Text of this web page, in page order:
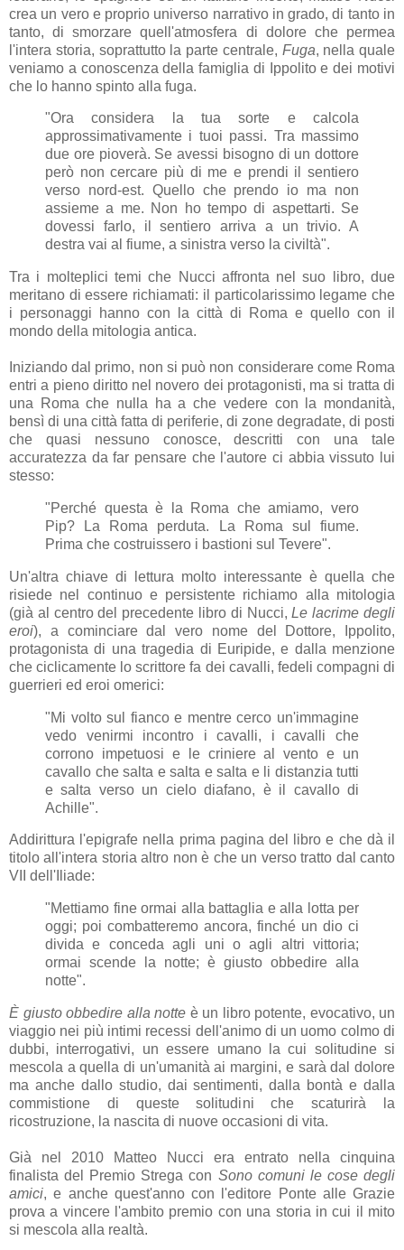
crea un vero e proprio universo narrativo in grado, di tanto in
tanto, di smorzare quell'atmosfera di dolore che permea
l'intera storia, soprattutto la parte centrale, Fuga, nella quale
veniamo a conoscenza della famiglia di Ippolito e dei motivi
che lo hanno spinto alla fuga.
"Ora considera la tua sorte e calcola
approssimativamente i tuoi passi. Tra massimo
due ore pioverà. Se avessi bisogno di un dottore
però non cercare più di me e prendi il sentiero
verso nord-est. Quello che prendo io ma non
assieme a me. Non ho tempo di aspettarti. Se
dovessi farlo, il sentiero arriva a un trivio. A
destra vai al fiume, a sinistra verso la civiltà".
Tra i molteplici temi che Nucci affronta nel suo libro, due
meritano di essere richiamati: il particolarissimo legame che
i personaggi hanno con la città di Roma e quello con il
mondo della mitologia antica.
Iniziando dal primo, non si può non considerare come Roma
entri a pieno diritto nel novero dei protagonisti, ma si tratta di
una Roma che nulla ha a che vedere con la mondanità,
bensì di una città fatta di periferie, di zone degradate, di posti
che quasi nessuno conosce, descritti con una tale
accuratezza da far pensare che l'autore ci abbia vissuto lui
stesso:
"Perché questa è la Roma che amiamo, vero
Pip? La Roma perduta. La Roma sul fiume.
Prima che costruissero i bastioni sul Tevere".
Un'altra chiave di lettura molto interessante è quella che
risiede nel continuo e persistente richiamo alla mitologia
(già al centro del precedente libro di Nucci,Le lacrime degli
eroi), a cominciare dal vero nome del Dottore, Ippolito,
protagonista di una tragedia di Euripide, e dalla menzione
che ciclicamente lo scrittore fa dei cavalli, fedeli compagni di
guerrieri ed eroi omerici:
"Mi volto sul fianco e mentre cerco un'immagine
vedo venirmi incontro i cavalli, i cavalli che
corrono impetuosi e le criniere al vento e un
cavallo che salta e salta e salta e li distanzia tutti
e salta verso un cielo diafano, è il cavallo di
Achille".
Addirittura l'epigrafe nella prima pagina del libro e che dà il
titolo all'intera storia altro non è che un verso tratto dal canto
VII dell'Iliade:
"Mettiamo fine ormai alla battaglia e alla lotta per
oggi; poi combatteremo ancora, finché un dio ci
divida e conceda agli uni o agli altri vittoria;
ormai scende la notte; è giusto obbedire alla
notte".
È giusto obbedire alla notte è un libro potente, evocativo, un
viaggio nei più intimi recessi dell'animo di un uomo colmo di
dubbi, interrogativi, un essere umano la cui solitudine si
mescola a quella di un'umanità ai margini, e sarà dal dolore
ma anche dallo studio, dai sentimenti, dalla bontà e dalla
commistione di queste solitudini che scaturirà la
ricostruzione, la nascita di nuove occasioni di vita.
Già nel 2010 Matteo Nucci era entrato nella cinquina
finalista del Premio Strega con Sono comuni le cose degli
amici, e anche quest'anno con l'editore Ponte alle Grazie
prova a vincere l'ambito premio con una storia in cui il mito
si mescola alla realtà.